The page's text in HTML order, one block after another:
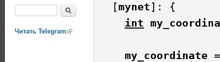
  [
mynet ]: {
int
my_coordinate
Читать Telegram (link is external)